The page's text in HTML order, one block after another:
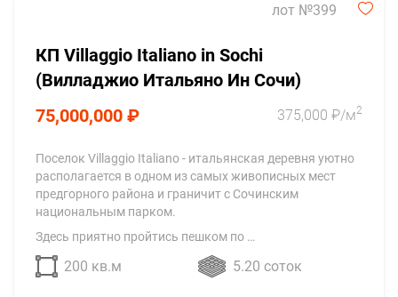
лот №399
КП Villaggio Italiano in Sochi
(Вилладжио Итальяно Ин Сочи)
75,000,000 ₽
375,000 ₽/м2
Поселок Villaggio Italiano - итальянская деревня уютно
располагается в одном из самых живописных мест
предгорного района и граничит с Сочинским
национальным парком.
Здесь приятно пройтись пешком по …
200 кв.м 5.20 соток